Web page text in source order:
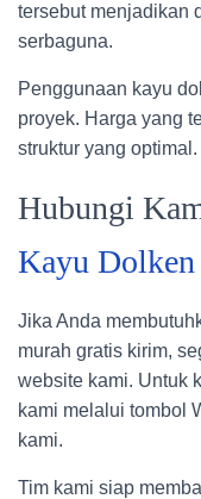
tersebut menjadikan
serbaguna.
Penggunaan kayu
proyek. Harga yang
struktur yang optimal.
Hubungi
Kayu Dolken
Jika Anda
murah gratis kirim,
website kami. Untuk
kami melalui tombol
kami.
Tim kami siap